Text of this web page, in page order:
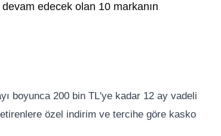
edecek olan 10 markanın
boyunca 200 bin TL'ye kadar 12 ay vadeli
özel indirim ve tercihe göre kasko